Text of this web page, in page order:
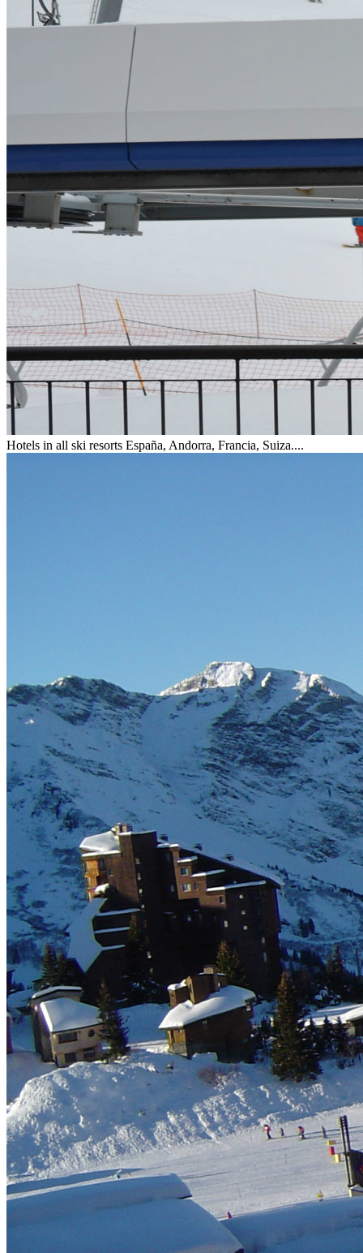
Hotels in all ski resorts España, Andorra, Francia, Suiza....